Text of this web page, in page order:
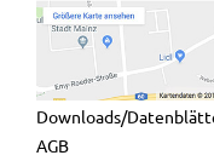
Downloads/
AGB